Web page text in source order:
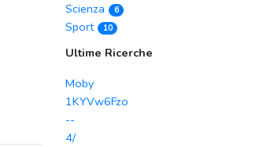
Scienza 6
Sport 10
Ultime Ricerche
Moby
1KYVw6Fzo
--
4/